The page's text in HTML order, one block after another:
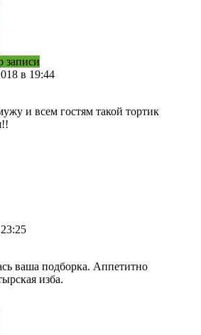
записи
в 19:44
и всем гостям такой тортик
ваша подборка. Аппетитно
изба.